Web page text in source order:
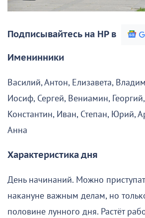
Подписывайтесь на НР в
Именинники
Василий, Антон, Елизавета,
Иосиф, Сергей, Вениамин,
Константин, Иван, Степан, Юрий,
Анна
Характеристика дня
День начинаний. Можно
накануне важным делам, но
половине лунного дня. Растёт